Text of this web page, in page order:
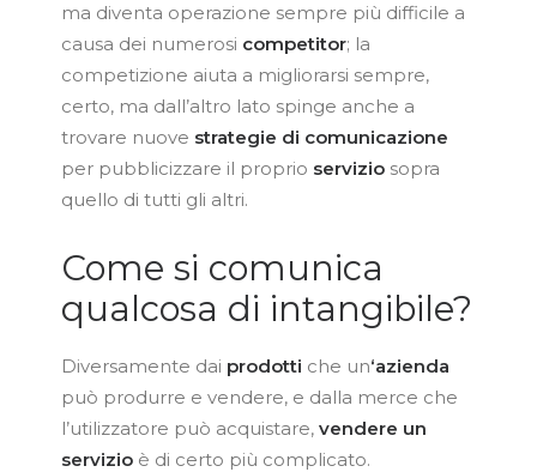
ma diventa operazione sempre più difficile a
causa dei numerosi competitor; la
competizione aiuta a migliorarsi sempre,
certo, ma dall’altro lato spinge anche a
trovare nuove strategie di comunicazione
per pubblicizzare il proprio servizio sopra
quello di tutti gli altri.
Come si comunica
qualcosa di intangibile?
Diversamente dai prodotti che un‘azienda
può produrre e vendere, e dalla merce che
l’utilizzatore può acquistare, vendere un
servizio è di certo più complicato.